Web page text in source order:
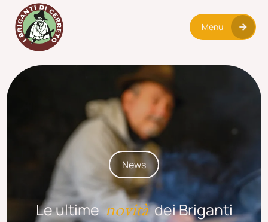
Menu
News
Le ultime novità dei Briganti